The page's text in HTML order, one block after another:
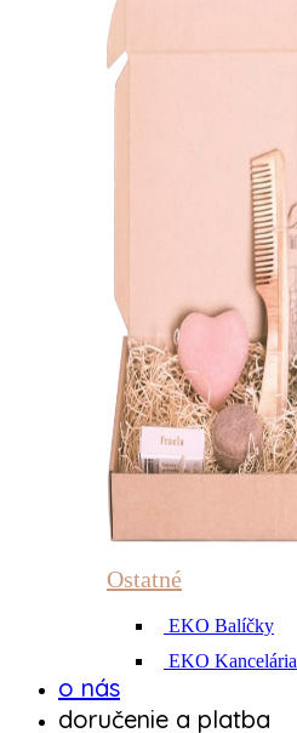
Ostatné
EKO Balíčky
EKO Kancelária
o nás
doručenie a platba